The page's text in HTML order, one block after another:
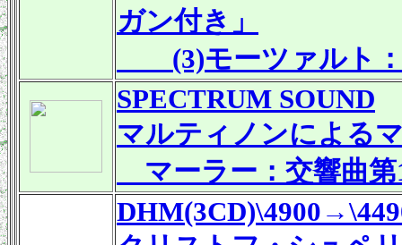
ガン付き」
(3)モーツァルト：
SPECTRUM SOUND
マルティノンによる
マーラー：交響曲第